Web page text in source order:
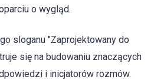
o wygląd.
sloganu "Zaprojektowany do
się na budowaniu znaczących
i inicjatorów rozmów.